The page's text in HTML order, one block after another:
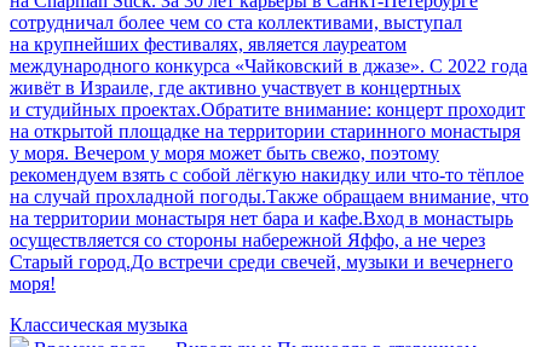
сотрудничал более чем со ста коллективами, выступал
на крупнейших фестивалях, является лауреатом
международного конкурса «Чайковский в джазе». С 2022 года
живёт в Израиле, где активно участвует в концертных
и студийных проектах.Обратите внимание: концерт проходит
на открытой площадке на территории старинного монастыря
у моря. Вечером у моря может быть свежо, поэтому
рекомендуем взять с собой лёгкую накидку или что-то тёплое
на случай прохладной погоды.Также обращаем внимание, что
на территории монастыря нет бара и кафе.Вход в монастырь
осуществляется со стороны набережной Яффо, а не через
Старый город.До встречи среди свечей, музыки и вечернего
моря!
Классическая музыка